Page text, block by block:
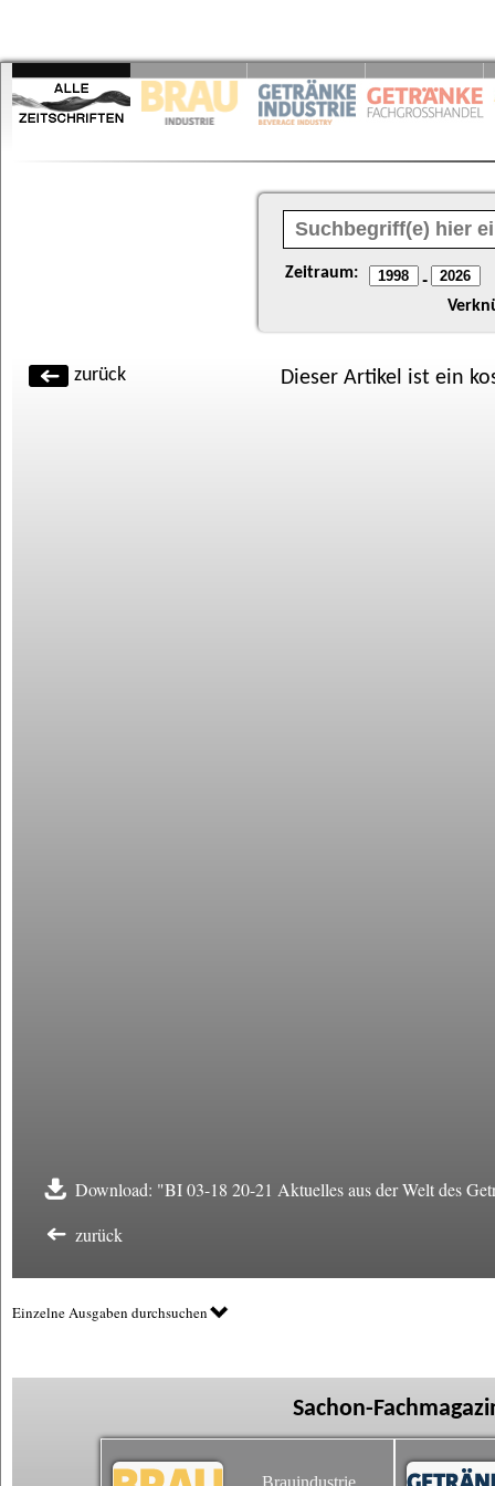
Zeitraum: -
zurück Dieser Artikel ist ein
Download: "BI 03-18 20-21 Aktuelles aus der Welt des
zurück
Einzelne Ausgaben durchsuchen
Sachon-
Brauindustrie